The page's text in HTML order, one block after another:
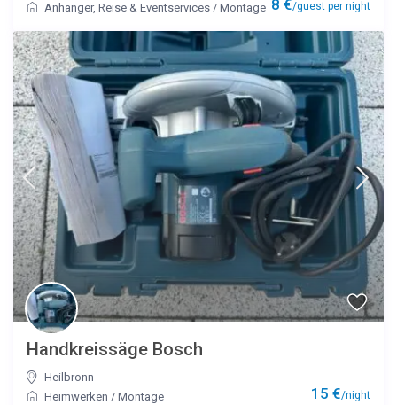
8 €/guest per night
Anhänger,Reise & Eventservices /Montage
15 €/night
Handkreissäge Bosch
Heilbronn
Heimwerken /Montage